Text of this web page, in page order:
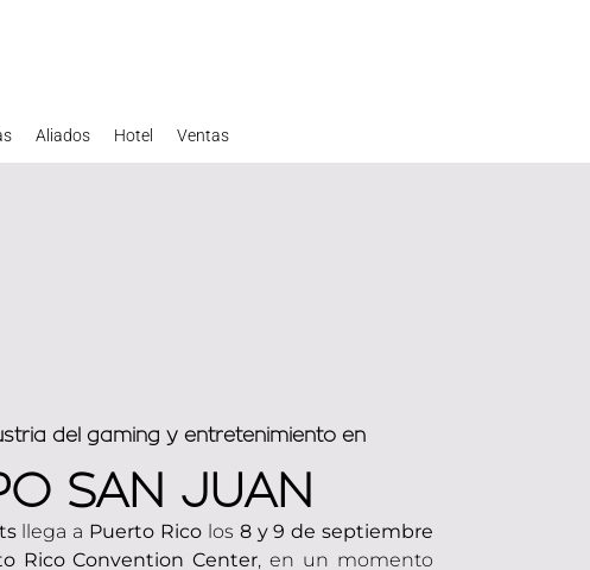
Aliados Hotel Ventas
del gaming y entretenimiento en
SAN JUAN
llega a Puerto Ricolos 8 y 9 de septiembre
Rico Convention Center, en un momento